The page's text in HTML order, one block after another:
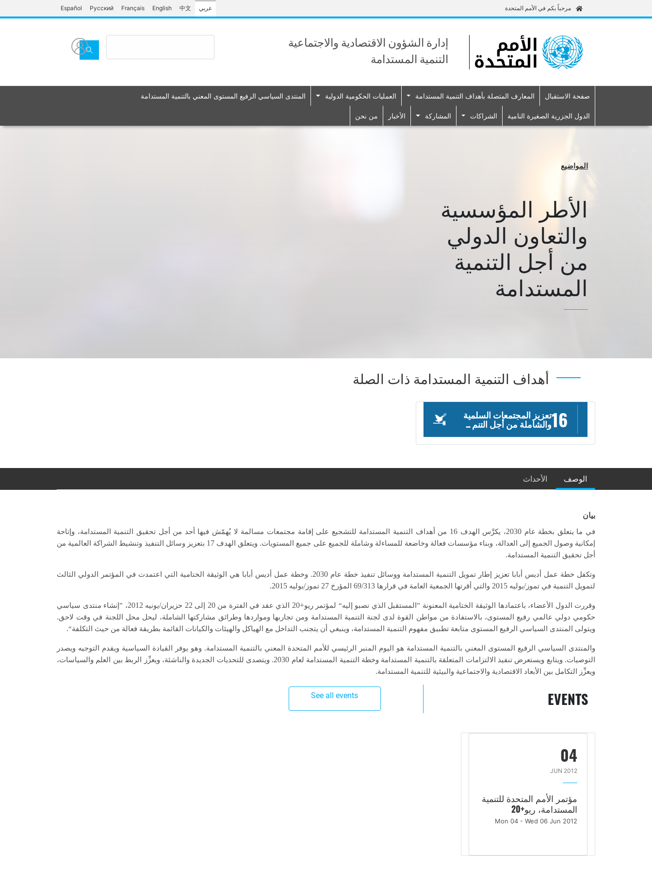
to
content
مرحباً بكم في الأمم المتحدة عربي 中文
English
Français
Русский
Español
إدارة الشؤون الاقتصادية والاجتماعية
التنمية المستدامة
Primary navigation
صفحة الاستقبال المعارف المتصلة بأهداف التنمية المستدامة العمليات الحكومية الدولية المنتدى السياسي الرفيع المستوى المعني بالتنمية المستدامة
الدول الجزرية الصغيرة النامية الشراكات المشاركة الأخبار من نحن
المواضيع
الأطر المؤسسية
والتعاون الدولي
من أجل التنمية
المستدامة
أهداف التنمية المستدامة ذات الصلة
16تعزيز المجتمعات السلمية
والشاملة من أجل التنم ...
الوصف الأحداث
بيان
في ما يتعلق بخطة عام2030، يكرَّس الهدف16 من أهداف التنمية المستدامة للتشجيع على إقامة مجتمعات مسالمة لا يُهمّش فيها أحد من أجل تحقيق التنمية المستدامة، وإتاحة
إمكانية وصول الجميع إلى العدالة، وبناء مؤسسات فعالة وخاضعة للمساءلة وشاملة للجميع على جميع المستويات. ويتعلق الهدف17 بتعزيز وسائل التنفيذ وتنشيط الشراكة العالمية من
أجل تحقيق التنمية المستدامة.
وتكفل خطة عمل أديس أبابا تعزيز إطار تمويل التنمية المستدامة ووسائل تنفيذ خطة عام 2030.
وخطة عمل أديس أبابا هي الوثيقة الختامية التي اعتمدت في المؤتمر الدولي الثالث
لتمويل التنمية في تموز/يوليه 2015 والتي أقرتها الجمعية العامة في قرارها 69/313 المؤرخ 27 تموز/يوليه 2015.
وقررت الدول الأعضاء، باعتمادها الوثيقة الختامية المعنونة ”المستقبل الذي نصبو إليه“ لمؤتمر ريو+20 الذي عقد في الفترة من20 إلى 22 حزيران/يونيه 2012، ”إنشاء منتدى سياسي
حكومي دولي عالمي رفيع المستوى، بالاستفادة من مواطن القوة لدى لجنة التنمية المستدامة ومن تجاربها ومواردها وطرائق مشاركتها الشاملة، ليحل محل اللجنة في وقت لاحق.
ويتولى المنتدى السياسي الرفيع المستوى متابعة تطبيق مفهوم التنمية المستدامة، وينبغي أن يتجنب التداخل مع الهياكل والهيئات والكيانات القائمة بطريقة فعالة من حيث التكلفة“.
والمنتدى السياسي الرفيع المستوى المعني بالتنمية المستدامة هو اليوم المنبر الرئيسي للأمم المتحدة المعني بالتنمية المستدامة. وهو يوفر القيادة السياسية ويقدم التوجيه ويصدر
التوصيات. ويتابع ويستعرض تنفيذ الالتزامات المتعلقة بالتنمية المستدامة وخطة التنمية المستدامة لعام 2030.
ويتصدى للتحديات الجديدة والناشئة، ويعزِّز الربط بين العلم والسياسات،
ويعزِّز التكامل بين الأبعاد الاقتصادية والاجتماعية والبيئية للتنمية المستدامة.
EVENTS
See all events
04
JUN 2012
مؤتمر الأمم المتحدة للتنمية
المستدامة، ريو+20
Mon 04 - Wed 06 Jun 2012